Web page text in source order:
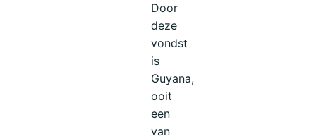
Door
deze
vondst
is
Guyana,
ooit
een
van